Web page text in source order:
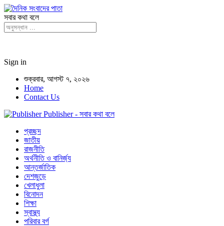
সবার কথা বলে
Sign in
শুক্রবার, আগস্ট ৭, ২০২৬
Home
Contact Us
Publisher - সবার কথা বলে
প্রচ্ছদ
জাতীয়
রাজনীতি
অর্থনীতি ও বানির্জ্য
আন্তর্জাতিক
দেশজুড়ে
খেলাধুলা
বিনোদন
শিক্ষা
স্বাস্থ্য
পরিবার বর্গ